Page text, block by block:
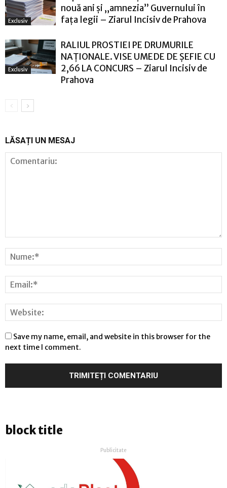
Exclusiv
nouă ani și „amnezia” Guvernului în
fața legii – Ziarul Incisiv de Prahova
Exclusiv
RALIUL PROSTIEI PE DRUMURILE
NAȚIONALE. VISE UMEDE DE ȘEFIE CU
2,66 LA CONCURS – Ziarul Incisiv de
Prahova
LĂSAȚI UN MESAJ
Save my name, email, and website in this browser for the
next time I comment.
block title
Publicitate